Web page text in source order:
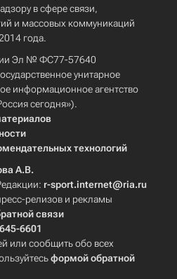
в сфере связи,
и массовых коммуникаций
года.
Эл № ФС77-57640
унитарное
информационное агентство
сегодня»).
технологий
А.В.
r-sport.internet@ria.ru
релизов и рекламы
связи
6601
или сообщить обо всех
формой обратной